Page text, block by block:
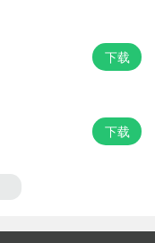
下载
下载